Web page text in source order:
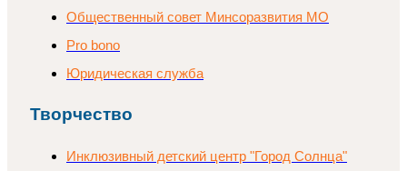
Общественный совет Минсоразвития МО
Pro bono
Юридическая служба
Творчество
Инклюзивный детский центр "Город Солнца"